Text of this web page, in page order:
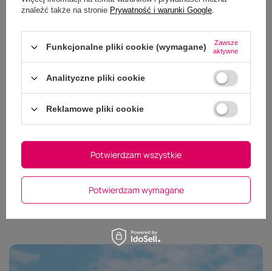
Dodaj własne zdjęcie produktu:
Wyślij opinię
znaleźć także na stronie Prywatność i warunki Google.
Funkcjonalne pliki cookie (wymagane)
Zawsze
aktywne
Analityczne pliki cookie
Reklamowe pliki cookie
Potwierdzam wymagane
Potwierdzam wszystkie